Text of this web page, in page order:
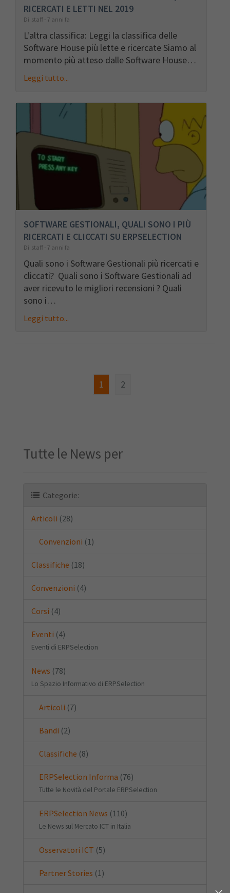
RICERCATI E LETTI NEL 2019
Di staff - 7 anni fa
L'altra classifica: Leggi la classifica delle
Software House più lette e ricercate Siamo al
momento più atteso dalle Software House…
Leggi tutto...
SOFTWARE GESTIONALI, QUALI SONO I PIÙ
RICERCATI E CLICCATI SU ERPSELECTION
Di staff - 7 anni fa
Quali sono i Software Gestionali più ricercati e
cliccati? Quali sono i Software Gestionali ad
aver ricevuto le migliori recensioni ? Quali
sono i…
Leggi tutto...
1 2
Tutte le News per
Categorie:
Articoli (28)
Convenzioni (1)
Classifiche (18)
Convenzioni (4)
Corsi (4)
Eventi (4)
Eventi di ERPSelection
News (78)
Lo Spazio Informativo di ERPSelection
Articoli (7)
Bandi (2)
Classifiche (8)
ERPSelection Informa (76)
Tutte le Novità del Portale ERPSelection
ERPSelection News (110)
Le News sul Mercato ICT in Italia
Osservatori ICT (5)
Partner Stories (1)